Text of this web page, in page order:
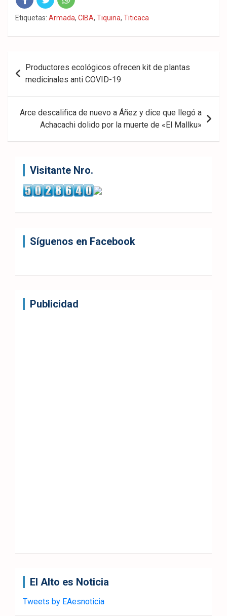
Fac
eb
Twit
ter
Wha
tsA
Etiquetas: Armada, CIBA, Tiquina, Titicaca
Navegación
de
entradas
Productores ecológicos ofrecen kit de plantas
medicinales anti COVID-19
Arce descalifica de nuevo a Áñez y dice que llegó a
Achacachi dolido por la muerte de «El Mallku»
Visitante Nro.
Síguenos en Facebook
Publicidad
El Alto es Noticia
Tweets by EAesnoticia